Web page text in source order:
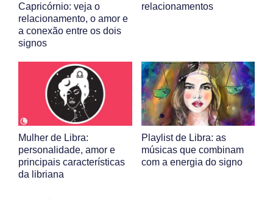
Capricórnio: veja o
relacionamento, o amor e
a conexão entre os dois
signos
relacionamentos
Mulher de Libra:
personalidade, amor e
principais características
da libriana
Playlist de Libra: as
músicas que combinam
com a energia do signo